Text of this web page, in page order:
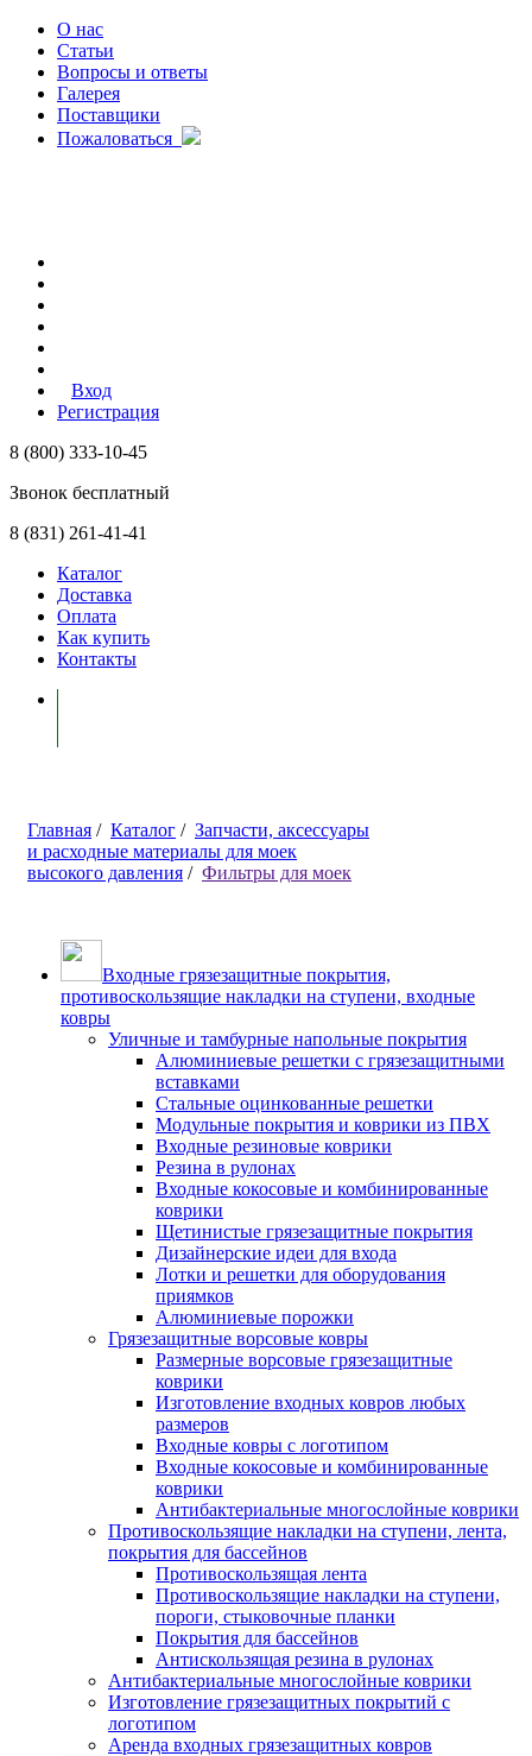
О нас
Статьи
Вопросы и ответы
Галерея
Поставщики
Пожаловаться
Вход
Регистрация
8 (800) 333-10-45
Звонок бесплатный
8 (831) 261-41-41
Каталог
Доставка
Оплата
Как купить
Контакты
Главная / Каталог / Запчасти, аксессуары
и расходные материалы для моек
высокого давления / Фильтры для моек
Входные грязезащитные покрытия,
противоскользящие накладки на ступени, входные
ковры
Уличные и тамбурные напольные покрытия
Алюминиевые решетки с грязезащитными
вставками
Стальные оцинкованные решетки
Модульные покрытия и коврики из ПВХ
Входные резиновые коврики
Резина в рулонах
Входные кокосовые и комбинированные
коврики
Щетинистые грязезащитные покрытия
Дизайнерские идеи для входа
Лотки и решетки для оборудования
приямков
Алюминиевые порожки
Грязезащитные ворсовые ковры
Размерные ворсовые грязезащитные
коврики
Изготовление входных ковров любых
размеров
Входные ковры с логотипом
Входные кокосовые и комбинированные
коврики
Антибактериальные многослойные коврики
Противоскользящие накладки на ступени, лента,
покрытия для бассейнов
Противоскользящая лента
Противоскользящие накладки на ступени,
пороги, стыковочные планки
Покрытия для бассейнов
Антискользящая резина в рулонах
Антибактериальные многослойные коврики
Изготовление грязезащитных покрытий с
логотипом
Аренда входных грязезащитных ковров